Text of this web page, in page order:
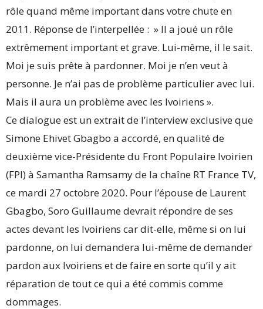
rôle quand même important dans votre chute en
2011. Réponse de l’interpellée : » Il a joué un rôle
extrêmement important et grave. Lui-même, il le sait.
Moi je suis prête à pardonner. Moi je n’en veut à
personne. Je n’ai pas de problème particulier avec lui.
Mais il aura un problème avec les Ivoiriens ».
Ce dialogue est un extrait de l’interview exclusive que
Simone Ehivet Gbagbo a accordé, en qualité de
deuxième vice-Présidente du Front Populaire Ivoirien
(FPI) à Samantha Ramsamy de la chaîne RT France TV,
ce mardi 27 octobre 2020. Pour l’épouse de Laurent
Gbagbo, Soro Guillaume devrait répondre de ses
actes devant les Ivoiriens car dit-elle, même si on lui
pardonne, on lui demandera lui-même de demander
pardon aux Ivoiriens et de faire en sorte qu’il y ait
réparation de tout ce qui a été commis comme
dommages.